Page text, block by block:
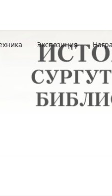
Экспозиция